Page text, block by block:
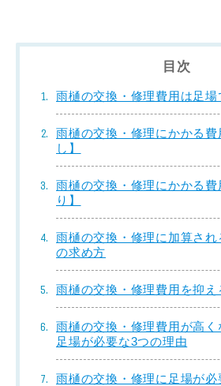
目次
雨樋の交換・修理費用は足場
雨樋の交換・修理にかかる費
し】
雨樋の交換・修理にかかる費
り】
雨樋の交換・修理に加算され
の求め方
雨樋の交換・修理費用を抑え
雨樋の交換・修理費用が高
足場が必要な3つの理由
雨樋の交換・修理に足場が必